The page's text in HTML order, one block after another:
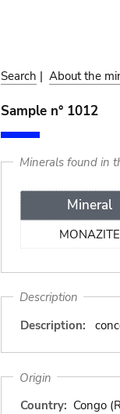
Search | About the
Sample n° 1012
Minerals found in
Mineral
MONAZITE
Description
Description:
Origin
Country: Congo